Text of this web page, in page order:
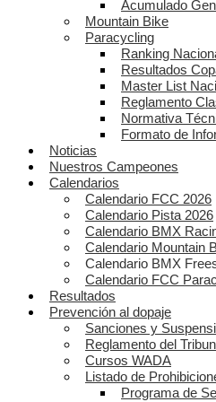
Acumulado
Mountain Bike
Paracycling
Ranking
Resultados
Master List
Reglamento
Normativa
Formato de
Noticias
Nuestros Campeones
Calendarios
Calendario FCC 2026
Calendario Pista 2026
Calendario BMX
Calendario Mountain
Calendario BMX
Calendario FCC
Resultados
Prevención al dopaje
Sanciones y
Reglamento del
Cursos WADA
Listado de
Programa de